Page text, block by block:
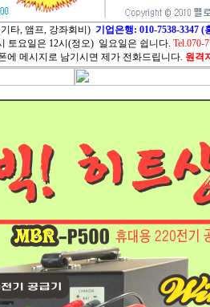
타, 앰프, 강좌회비) 기업은행: 010-7538-3347
토요일은 12시(정오) 일요일은 쉽니다. Tel.070-
에 메시지로 남기시면 제가 전화드립니다. 원격